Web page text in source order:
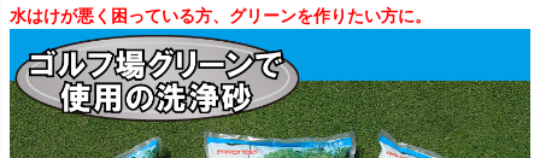
水はけが悪く困っている方、グリーンを作りたい方に。